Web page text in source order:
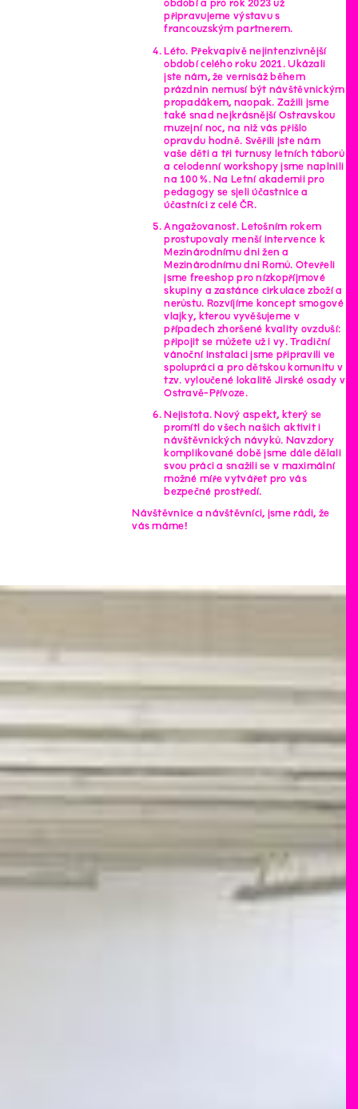
období a pro rok 2023 už
připravujeme výstavu s
francouzským partnerem.
Léto. Překvapivě nejintenzivnější
období celého roku 2021. Ukázali
jste nám, že vernisáž během
prázdnin nemusí být návštěvnickým
propadákem, naopak. Zažili jsme
také snad nejkrásnější Ostravskou
muzejní noc, na niž vás přišlo
opravdu hodně. Svěřili jste nám
vaše děti a tři turnusy letních táborů
a celodenní workshopy jsme naplnili
na 100 %. Na Letní akademii pro
pedagogy se sjeli účastnice a
účastníci z celé ČR.
Angažovanost. Letošním rokem
prostupovaly menší intervence k
Mezinárodnímu dni žen a
Mezinárodnímu dni Romů. Otevřeli
jsme freeshop pro nízkopříjmové
skupiny a zastánce cirkulace zboží a
nerůstu. Rozvíjíme koncept smogové
vlajky, kterou vyvěšujeme v
případech zhoršené kvality ovzduší:
připojit se můžete už i vy. Tradiční
vánoční instalaci jsme připravili ve
spolupráci a pro dětskou komunitu v
tzv. vyloučené lokalitě Jirské osady v
Ostravě-Přívoze.
Nejistota. Nový aspekt, který se
promítl do všech našich aktivit i
návštěvnických návyků. Navzdory
komplikované době jsme dále dělali
svou práci a snažili se v maximální
možné míře vytvářet pro vás
bezpečné prostředí.
Návštěvnice a návštěvníci, jsme rádi, že
vás máme!